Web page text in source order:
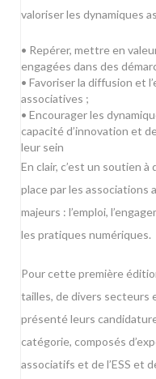
valoriser les dynamiques
• Repérer, mettre en
engagées dans des
• Favoriser la diffusion et
associatives ;
• Encourager les
capacité d’innovation et
leur sein
En clair, c’est un soutien
place par les associations
majeurs : l’emploi,
les pratiques numériques.
Pour cette première
tailles, de divers secteurs
présenté leurs
catégorie, composés
associatifs et de l’ESS et